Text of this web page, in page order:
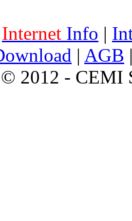
Internet Info |
| AGB
2012 - CEMI